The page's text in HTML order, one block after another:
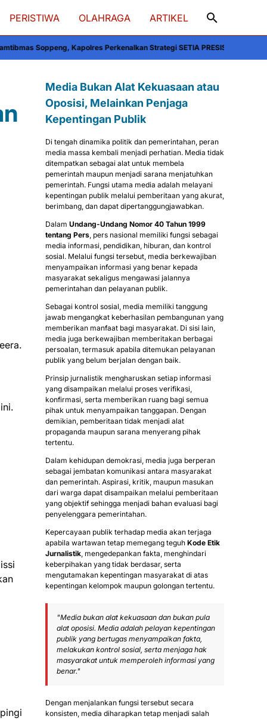
PERISTIWA OLAHRAGA ARTIKEL
Perkenalkan Strategi SETIA PRESISIKapolres Soppeng
Media Bukan Alat Kekuasaan atau
Oposisi, Melainkan Penjaga
Kepentingan Publik
Di tengah dinamika politik dan pemerintahan, peran
media massa kembali menjadi perhatian. Media tidak
ditempatkan sebagai alat untuk membela
pemerintah maupun menjadi sarana menjatuhkan
pemerintah. Fungsi utama media adalah melayani
kepentingan publik melalui pemberitaan yang akurat,
berimbang, dan dapat dipertanggungjawabkan.
Dalam Undang-Undang Nomor 40 Tahun 1999
tentang Pers, pers nasional memiliki fungsi sebagai
media informasi, pendidikan, hiburan, dan kontrol
sosial. Melalui fungsi tersebut, media berkewajiban
menyampaikan informasi yang benar kepada
masyarakat sekaligus mengawasi jalannya
pemerintahan dan pelayanan publik.
Sebagai kontrol sosial, media memiliki tanggung
jawab mengangkat keberhasilan pembangunan yang
memberikan manfaat bagi masyarakat. Di sisi lain,
media juga berkewajiban memberitakan berbagai
persoalan, termasuk apabila ditemukan pelayanan
publik yang belum berjalan dengan baik.
Prinsip jurnalistik mengharuskan setiap informasi
yang disampaikan melalui proses verifikasi,
konfirmasi, serta memberikan ruang bagi semua
pihak untuk menyampaikan tanggapan. Dengan
demikian, pemberitaan tidak menjadi alat
propaganda maupun sarana menyerang pihak
tertentu.
Dalam kehidupan demokrasi, media juga berperan
sebagai jembatan komunikasi antara masyarakat
dan pemerintah. Aspirasi, kritik, maupun masukan
dari warga dapat disampaikan melalui pemberitaan
yang objektif sehingga menjadi bahan evaluasi bagi
penyelenggara pemerintahan.
Kepercayaan publik terhadap media akan terjaga
apabila wartawan tetap memegang teguh Kode Etik
Jurnalistik, mengedepankan fakta, menghindari
keberpihakan yang tidak berdasar, serta
mengutamakan kepentingan masyarakat di atas
kepentingan kelompok maupun golongan tertentu.
"Media bukan alat kekuasaan dan bukan pula
alat oposisi. Media adalah pelayan kepentingan
publik yang bertugas menyampaikan fakta,
melakukan kontrol sosial, serta menjaga hak
masyarakat untuk memperoleh informasi yang
benar."
Dengan menjalankan fungsi tersebut secara
konsisten, media diharapkan tetap menjadi salah